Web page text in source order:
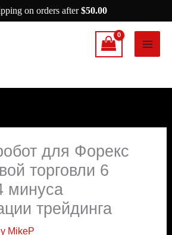
для Форекс
торговли 6
минуса
трейдинга
MikeP
on orders after$50.00